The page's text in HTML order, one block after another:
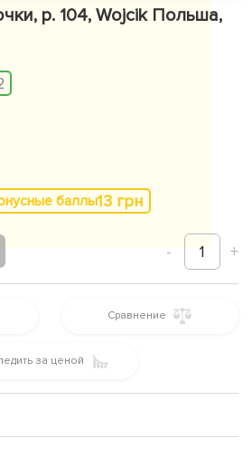
р. 104, Wojcik Польша,
баллы13 грн
- 1 +
Сравнение
за ценой